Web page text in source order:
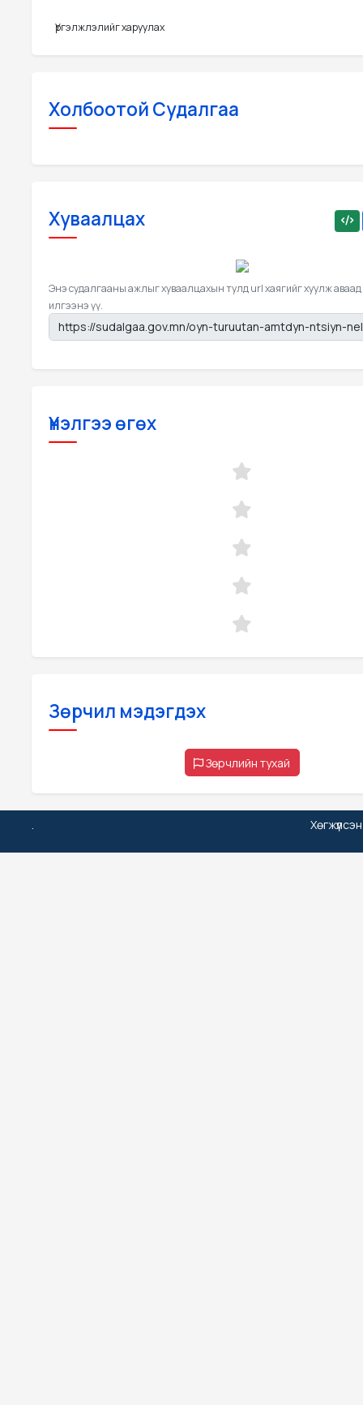
Үргэлжлэлийг харуулах
Холбоотой Судалгаа
Хуваалцах
Энэ судалгааны ажлыг хуваалцахын тулд url хаягийг хуулж аваад
илгээнэ үү.
Үнэлгээ өгөх
Зөрчил мэдэгдэх
Зөрчлийн тухай
.